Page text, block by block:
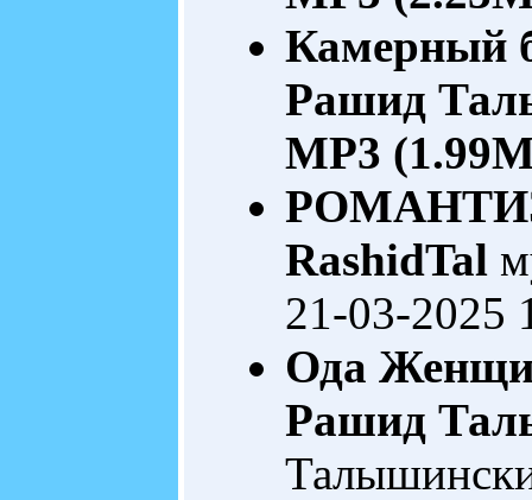
Камерный
Рашид
MP3
RashidTal
21-03-2025
Ода
Рашид